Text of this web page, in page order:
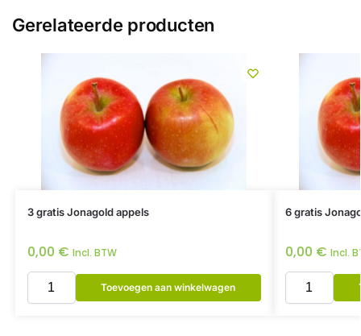
Gerelateerde producten
3 gratis Jonagold appels
0,00 € Incl. BTW
Toevoegen aan winkelwagen
6 gratis
0,00 € Incl.